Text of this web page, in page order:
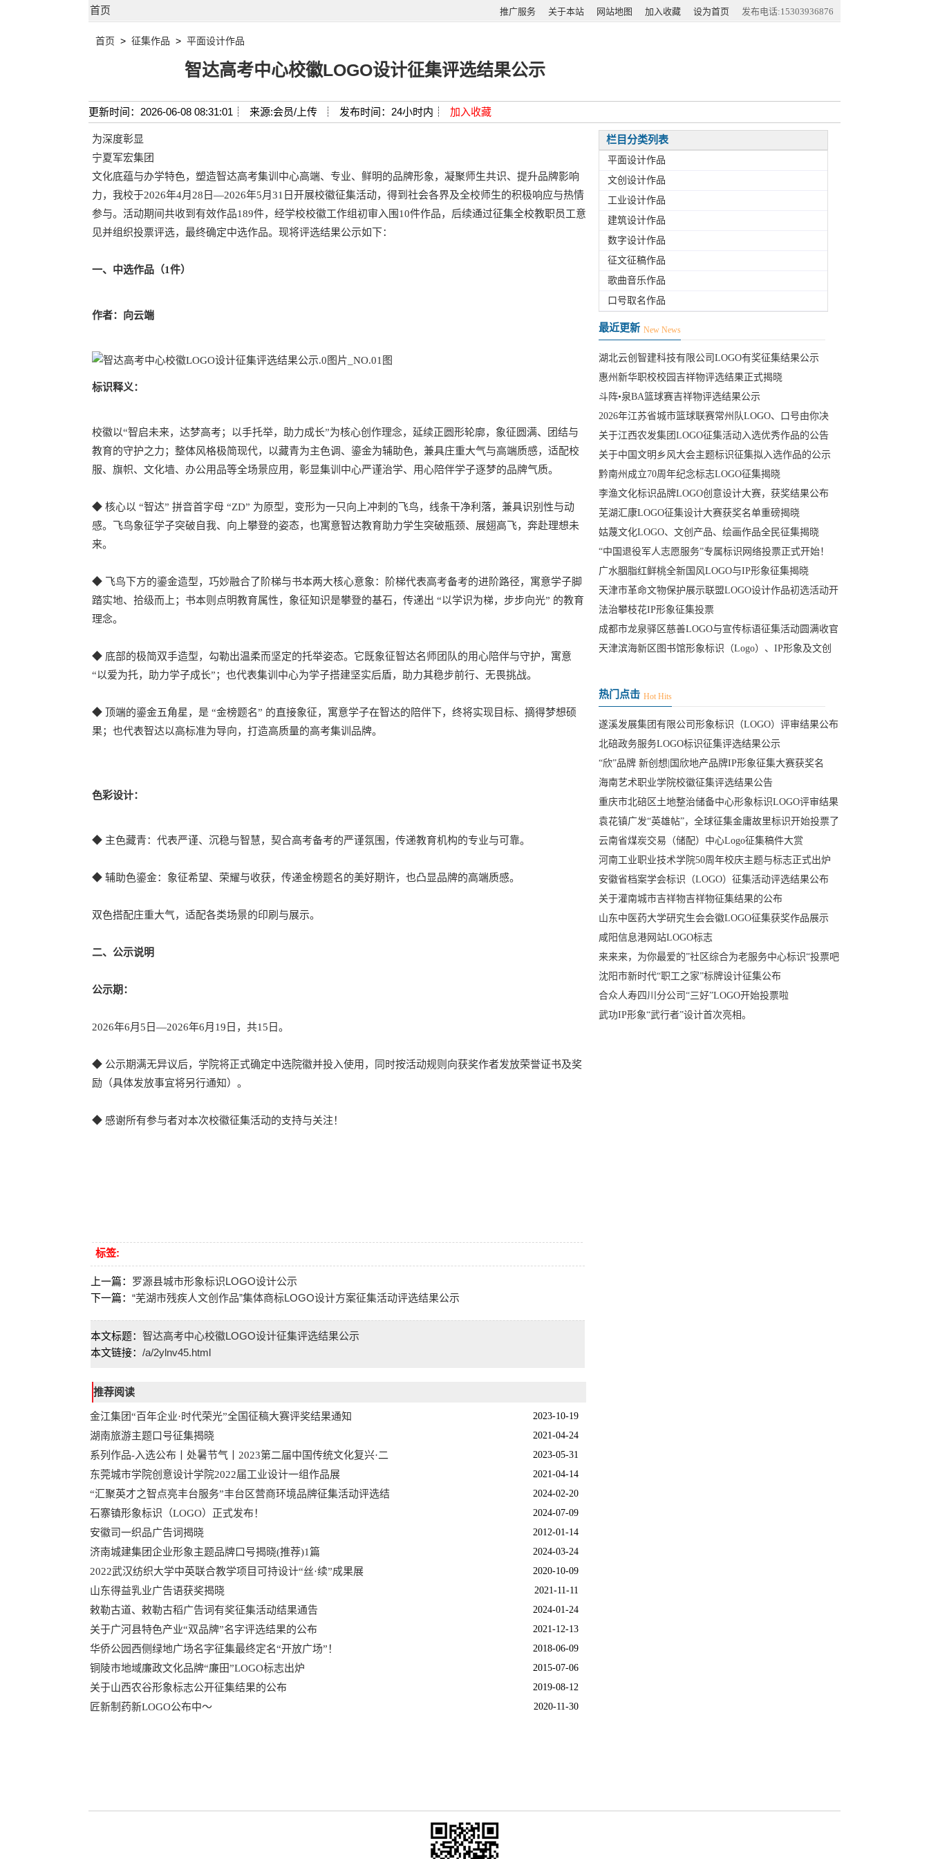
首页 推广服务 关于本站 网站地图 加入收藏 设为首页 发布电话:15303936876
首页 > 征集作品 > 平面设计作品
智达高考中心校徽LOGO设计征集评选结果公示
更新时间：2026-06-08 08:31:01┊ 来源:会员/上传 ┊ 发布时间：24小时内┊ 加入收藏
为深度彰显
宁夏军宏集团
文化底蕴与办学特色，塑造智达高考集训中心高端、专业、鲜明的品牌形象，凝聚师生共识、提升品牌影响
力，我校于2026年4月28日—2026年5月31日开展校徽征集活动，得到社会各界及全校师生的积极响应与热情
参与。活动期间共收到有效作品189件，经学校校徽工作组初审入围10件作品，后续通过征集全校教职员工意
见并组织投票评选，最终确定中选作品。现将评选结果公示如下：
一、中选作品（1件）
作者：向云端
标识释义：
校徽以“智启未来，达梦高考；以手托举，助力成长”为核心创作理念，延续正圆形轮廓，象征圆满、团结与
教育的守护之力；整体风格极简现代，以藏青为主色调、鎏金为辅助色，兼具庄重大气与高端质感，适配校
服、旗帜、文化墙、办公用品等全场景应用，彰显集训中心严谨治学、用心陪伴学子逐梦的品牌气质。
◆ 核心以 “智达” 拼音首字母 “ZD” 为原型，变形为一只向上冲刺的飞鸟，线条干净利落，兼具识别性与动
感。飞鸟象征学子突破自我、向上攀登的姿态，也寓意智达教育助力学生突破瓶颈、展翅高飞，奔赴理想未
来。
◆ 飞鸟下方的鎏金造型，巧妙融合了阶梯与书本两大核心意象：阶梯代表高考备考的进阶路径，寓意学子脚
踏实地、拾级而上；书本则点明教育属性，象征知识是攀登的基石，传递出 “以学识为梯，步步向光” 的教育
理念。
◆ 底部的极简双手造型，勾勒出温柔而坚定的托举姿态。它既象征智达名师团队的用心陪伴与守护，寓意
“以爱为托，助力学子成长”；也代表集训中心为学子搭建坚实后盾，助力其稳步前行、无畏挑战。
◆ 顶端的鎏金五角星，是 “金榜题名” 的直接象征，寓意学子在智达的陪伴下，终将实现目标、摘得梦想硕
果；也代表智达以高标准为导向，打造高质量的高考集训品牌。
色彩设计：
◆ 主色藏青：代表严谨、沉稳与智慧，契合高考备考的严谨氛围，传递教育机构的专业与可靠。
◆ 辅助色鎏金：象征希望、荣耀与收获，传递金榜题名的美好期许，也凸显品牌的高端质感。
双色搭配庄重大气，适配各类场景的印刷与展示。
二、公示说明
公示期：
2026年6月5日—2026年6月19日，共15日。
◆ 公示期满无异议后，学院将正式确定中选院徽并投入使用，同时按活动规则向获奖作者发放荣誉证书及奖
励（具体发放事宜将另行通知）。
◆ 感谢所有参与者对本次校徽征集活动的支持与关注！
标签:
上一篇： 罗源县城市形象标识LOGO设计公示
下一篇： “芜湖市残疾人文创作品”集体商标LOGO设计方案征集活动评选结果公示
本文标题： 智达高考中心校徽LOGO设计征集评选结果公示
本文链接： /a/2ylnv45.html
推荐阅读
金江集团“百年企业·时代荣光”全国征稿大赛评奖结果通知 2023-10-19
湖南旅游主题口号征集揭晓 2021-04-24
系列作品-入选公布丨处暑节气丨2023第二届中国传统文化复兴·二 2023-05-31
东莞城市学院创意设计学院2022届工业设计一组作品展 2021-04-14
“汇聚英才之智点亮丰台服务”丰台区营商环境品牌征集活动评选结 2024-02-20
石寨镇形象标识（LOGO）正式发布！ 2024-07-09
安徽司一织品广告词揭晓 2012-01-14
济南城建集团企业形象主题品牌口号揭晓(推荐)1篇 2024-03-24
2022武汉纺织大学中英联合教学项目可持设计“丝·续”成果展 2020-10-09
山东得益乳业广告语获奖揭晓 2021-11-11
敕勒古道、敕勒古稻广告词有奖征集活动结果通告 2024-01-24
关于广河县特色产业“双品牌”名字评选结果的公布 2021-12-13
华侨公园西侧绿地广场名字征集最终定名“开放广场”！ 2018-06-09
铜陵市地域廉政文化品牌“廉田”LOGO标志出炉 2015-07-06
关于山西农谷形象标志公开征集结果的公布 2019-08-12
匠新制药新LOGO公布中～ 2020-11-30
栏目分类列表
平面设计作品
文创设计作品
工业设计作品
建筑设计作品
数字设计作品
征文征稿作品
歌曲音乐作品
口号取名作品
最近更新 New News
湖北云创智建科技有限公司LOGO有奖征集结果公示
惠州新华职校校园吉祥物评选结果正式揭晓
斗阵•泉BA篮球赛吉祥物评选结果公示
2026年江苏省城市篮球联赛常州队LOGO、口号由你决
定！
关于江西农发集团LOGO征集活动入选优秀作品的公告
关于中国文明乡风大会主题标识征集拟入选作品的公示
黔南州成立70周年纪念标志LOGO征集揭晓
李渔文化标识品牌LOGO创意设计大赛，获奖结果公布
芜湖汇康LOGO征集设计大赛获奖名单重磅揭晓
姑蔑文化LOGO、文创产品、绘画作品全民征集揭晓
“中国退役军人志愿服务”专属标识网络投票正式开始！
广水胭脂红鲜桃全新国风LOGO与IP形象征集揭晓
天津市革命文物保护展示联盟LOGO设计作品初选活动开
启
法治攀枝花IP形象征集投票
成都市龙泉驿区慈善LOGO与宣传标语征集活动圆满收官
天津滨海新区图书馆形象标识（Logo）、IP形象及文创
热门点击 Hot Hits
遂溪发展集团有限公司形象标识（LOGO）评审结果公布
北碚政务服务LOGO标识征集评选结果公示
“欣”品牌 新创想|国欣地产品牌IP形象征集大赛获奖名
海南艺术职业学院校徽征集评选结果公告
重庆市北碚区土地整治储备中心形象标识LOGO评审结果
公
袁花镇广发“英雄帖”，全球征集金庸故里标识开始投票了
云南省煤炭交易（储配）中心Logo征集稿件大赏
河南工业职业技术学院50周年校庆主题与标志正式出炉
安徽省档案学会标识（LOGO）征集活动评选结果公布
关于灌南城市吉祥物吉祥物征集结果的公布
山东中医药大学研究生会会徽LOGO征集获奖作品展示
咸阳信息港网站LOGO标志
来来来，为你最爱的”社区综合为老服务中心标识“投票吧
沈阳市新时代“职工之家”标牌设计征集公布
合众人寿四川分公司“三好”LOGO开始投票啦
武功IP形象“武行者”设计首次亮相。